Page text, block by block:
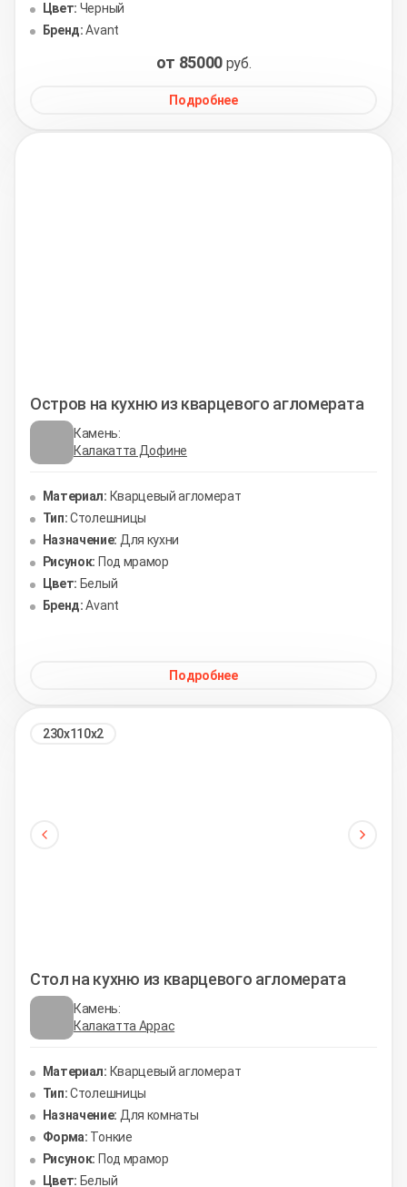
Цвет: Черный
Бренд: Avant
от 85000 руб.
Подробнее
Остров на кухню из кварцевого агломерата
Камень:
Калакатта Дофине
Материал: Кварцевый агломерат
Тип:Столешницы
Назначение: Для кухни
Рисунок: Под мрамор
Цвет: Белый
Бренд: Avant
Подробнее
230х110х2
Стол на кухню из кварцевого агломерата
Камень:
Калакатта Аррас
Материал: Кварцевый агломерат
Тип:Столешницы
Назначение: Для комнаты
Форма: Тонкие
Рисунок: Под мрамор
Цвет: Белый